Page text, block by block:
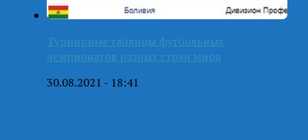
Турнирные таблицы футбольных
чемпионатов разных стран мира
30.08.2021 - 18:41